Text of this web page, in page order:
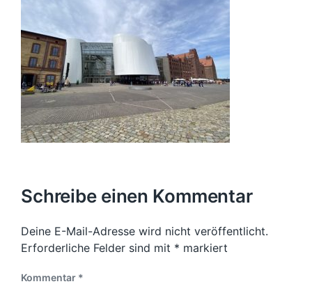
Schreibe einen Kommentar
Deine E-Mail-Adresse wird nicht veröffentlicht.
Erforderliche Felder sind mit * markiert
Kommentar *